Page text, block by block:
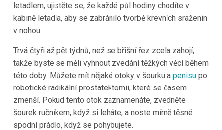
letadlem, ujistěte se, že každé půl hodiny chodíte v
kabině letadla, aby se zabránilo tvorbě krevních sraženin
v nohou.
Trvá čtyři až pět týdnů, než se břišní řez zcela zahojí,
takže byste se měli vyhnout zvedání těžkých věcí během
této doby. Můžete mít nějaké otoky v šourku a penisupo
robotické radikální prostatektomii, které se časem
zmenší. Pokud tento otok zaznamenáte, zvedněte
šourek ručníkem, když si leháte, a noste mírně těsné
spodní prádlo, když se pohybujete.